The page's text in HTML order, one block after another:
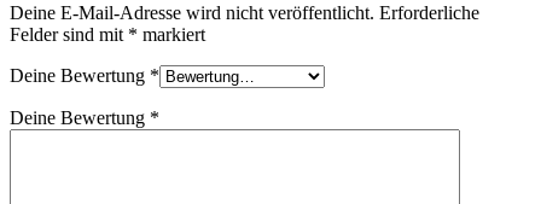
Deine E-Mail-Adresse wird nicht veröffentlicht. Erforderliche
Felder sind mit * markiert
Deine Bewertung *
Deine Bewertung *